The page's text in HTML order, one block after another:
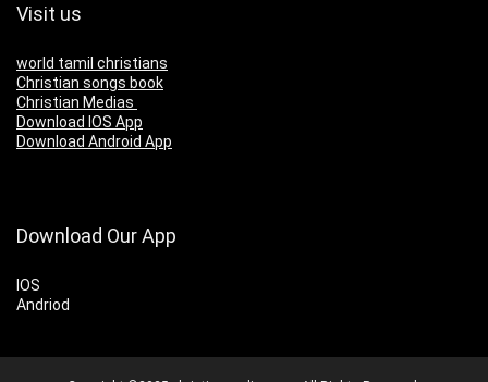
Visit us
world tamil christians
Christian songs book
Christian Medias
Download IOS App
Download Android App
Download Our App
IOS
Andriod